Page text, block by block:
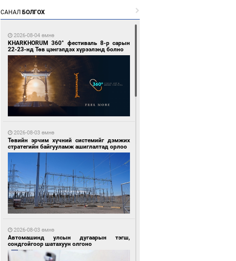
13 цагийн өмнө өмнө
Өнөөдөр сондгой тоогоор төгссөн улсын
дугаартай автомашинтай иргэдэд шатахуун
олгоно
13 цагийн өмнө өмнө
УИХ-ын дарга С.Бямбацогт Сутай хайрхны
тэнгэрийг тахих тахилгад оролцлоо
САНАЛ БОЛГОХ
2026-08-04 өмнө
KHARKHORUM 360° фестиваль 8-р сарын
22-23-нд Төв цэнгэлдэх хүрээлэнд болно
2026-08-03 өмнө
Төвийн эрчим хүчний системийг дэмжих
стратегийн байгууламж ашиглалтад орлоо
2026-08-03 өмнө
Автомашинд улсын дугаарын тэгш,
сондгойгоор шатахуун олгоно